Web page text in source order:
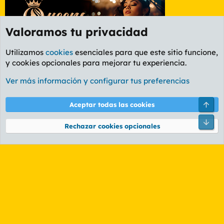
Foro Ocio y Cultura
Cookies
PL OLDSTYLE AMARILLO
Términos y reglas Política de privacidad Ayuda
Community platform by XenForo® © 2010-2026 XenForo Ltd.
Valoramos tu privacidad
Utilizamos cookies esenciales para que este sitio funcione,
y cookies opcionales para mejorar tu experiencia.
Ver más información y configurar tus preferencias
Aceptar todas las cookies
Rechazar cookies opcionales
Pie